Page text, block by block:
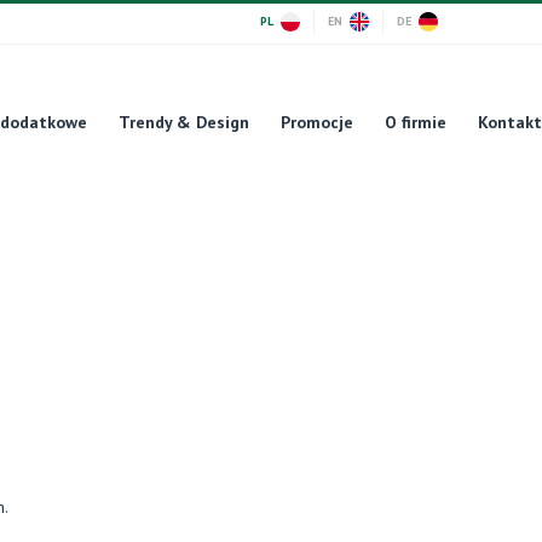
PL EN DE
Trendy & Design Promocje O firmie Kontakt